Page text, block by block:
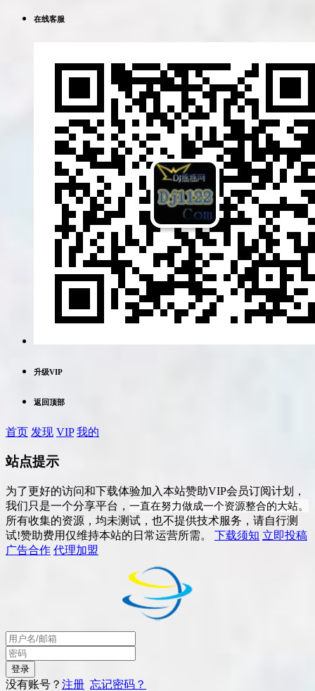
在线客服
升级VIP
返回顶部
首页 发现 VIP 我的
站点提示
为了更好的访问和下载体验加入本站赞助VIP会员订阅计划，
我们只是一个分享平台， 一直在努力做成一个资源整合的大站。
所有收集的资源，均未测试，也不提供技术服务，请自行测
试!赞助费用仅维持本站的日常运营所需。 下载须知 立即投稿
广告合作 代理加盟
没有账号？ 注册 忘记密码？